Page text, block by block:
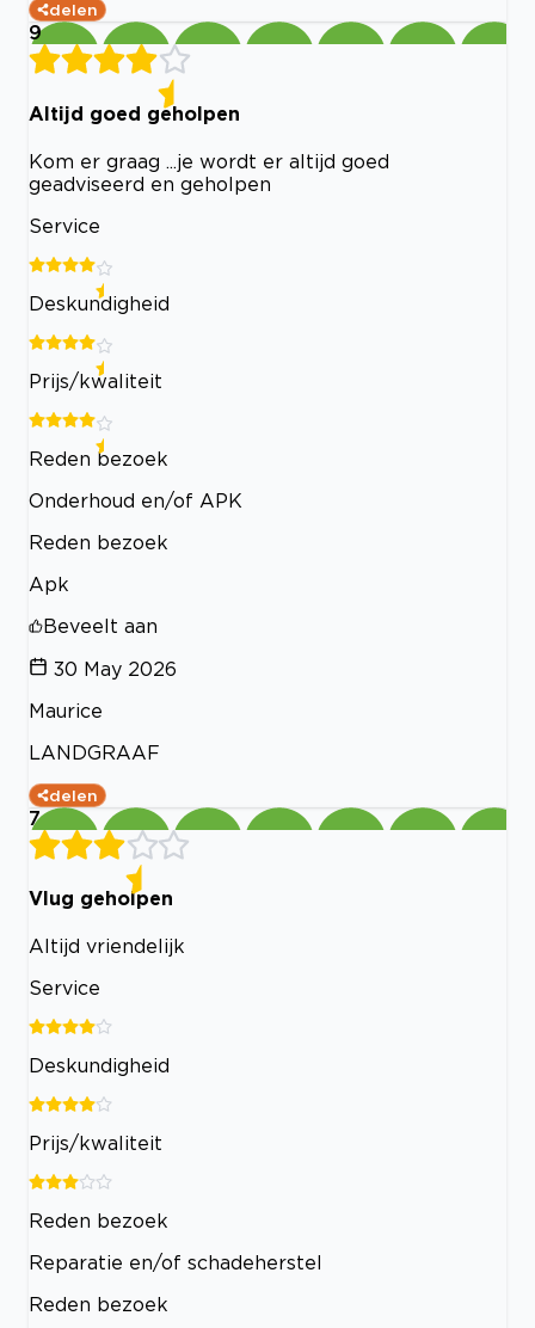
delen
9
Altijd goed geholpen
Kom er graag ...je wordt er altijd goed
geadviseerd en geholpen
Service
Deskundigheid
Prijs/kwaliteit
Reden bezoek
Onderhoud en/of APK
Reden bezoek
Apk
Beveelt aan
30 May 2026
Maurice
LANDGRAAF
delen
7
Vlug geholpen
Altijd vriendelijk
Service
Deskundigheid
Prijs/kwaliteit
Reden bezoek
Reparatie en/of schadeherstel
Reden bezoek